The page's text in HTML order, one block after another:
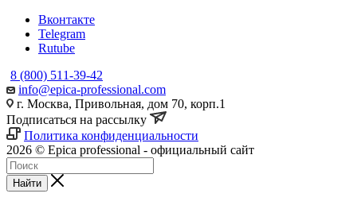
Вконтакте
Telegram
Rutube
8 (800) 511-39-42
info@epica-professional.com
г. Москва, Привольная, дом 70, корп.1
Подписаться на рассылку
Политика конфиденциальности
2026 © Epica professional - официальный сайт
Найти